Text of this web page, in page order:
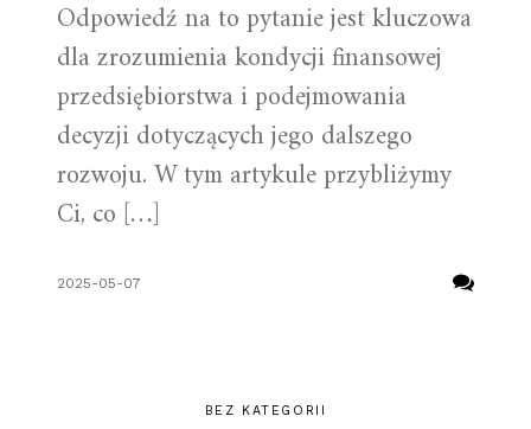
Odpowiedź na to pytanie jest kluczowa
dla zrozumienia kondycji finansowej
przedsiębiorstwa i podejmowania
decyzji dotyczących jego dalszego
rozwoju. W tym artykule przybliżymy
Ci, co […]
2025-05-07
BEZ KATEGORII